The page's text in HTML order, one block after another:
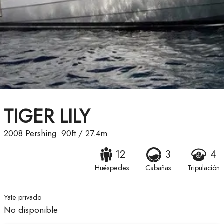
TIGER LILY
2008 Pershing 90ft/ 27.4m
12
Huéspedes
3
Cabañas
4
Tripulación
Yate privado
No disponible